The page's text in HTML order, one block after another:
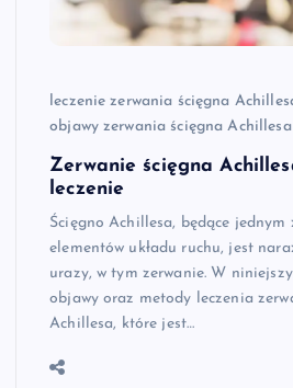
leczenie zerwania ścięgna
objawy zerwania ścięgna Achillesa
Zerwanie ścięgna
leczenie
Ścięgno Achillesa, będące jednym
elementów układu ruchu, jest
urazy, w tym zerwanie. W
objawy oraz metody leczenia
Achillesa, które jest…